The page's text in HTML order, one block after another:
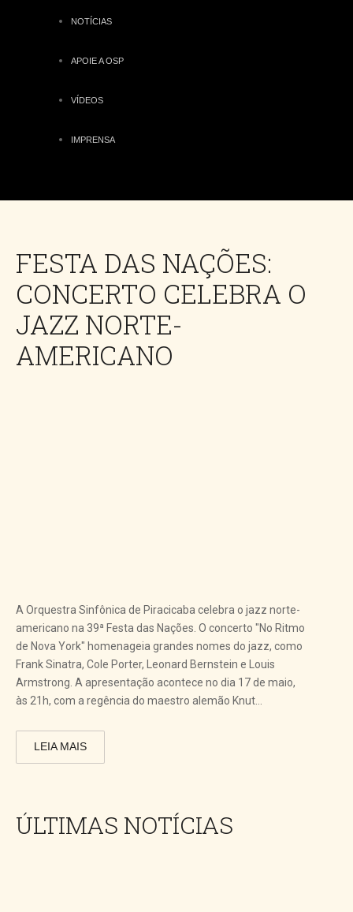
NOTÍCIAS
APOIE A OSP
VÍDEOS
IMPRENSA
FESTA DAS NAÇÕES:
CONCERTO CELEBRA O
JAZZ NORTE-
AMERICANO
A Orquestra Sinfônica de Piracicaba celebra o jazz norte-
americano na 39ª Festa das Nações. O concerto "No Ritmo
de Nova York" homenageia grandes nomes do jazz, como
Frank Sinatra, Cole Porter, Leonard Bernstein e Louis
Armstrong. A apresentação acontece no dia 17 de maio,
às 21h, com a regência do maestro alemão Knut...
LEIA MAIS
ÚLTIMAS NOTÍCIAS